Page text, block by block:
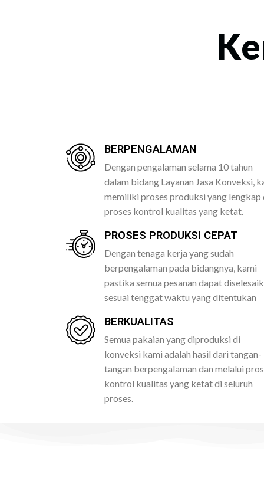
BERPENGALAMAN
Dengan pengalaman selama 10 tahun
dalam bidang Layanan Jasa Konveksi,
memiliki proses produksi yang lengkap
proses kontrol kualitas yang ketat.
PROSES PRODUKSI CEPAT
Dengan tenaga kerja yang sudah
berpengalaman pada bidangnya, kami
pastika semua pesanan dapat
sesuai tenggat waktu yang ditentukan
BERKUALITAS
Semua pakaian yang diproduksi di
konveksi kami adalah hasil dari tangan-
tangan berpengalaman dan melalui
kontrol kualitas yang ketat di seluruh
proses.